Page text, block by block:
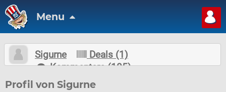
Menu
Sigurne
Deals (1)
Kommentare (105)
Nachricht schreiben
Profil von Sigurne